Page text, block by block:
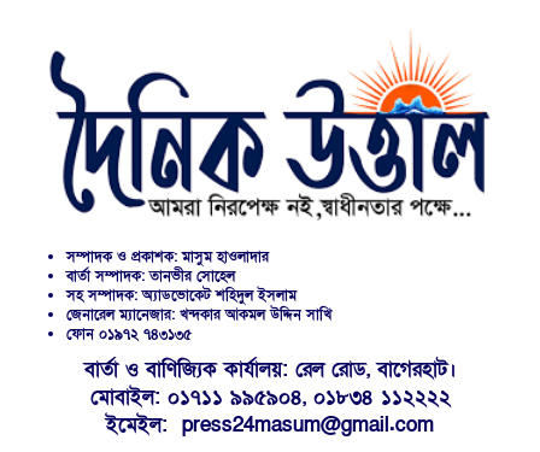
সম্পাদক ও প্রকাশক: মাসুম হাওলাদার
বার্তা সম্পাদক: তানভীর সোহেল
সহ সম্পাদক: অ্যাডভোকেট শহিদুল ইসলাম
জেনারেল ম্যানেজার: খন্দকার আকমল উদ্দিন সাখি
ফোন ০১৯৭২ ৭৪৩১৩৫
বার্তা ও বাণিজ্যিক কার্যালয়: রেল রোড, বাগেরহাট।
মোবাইল: ০১৭১১ ৯৯৫৯০৪, ০১৮৩৪ ১১২২২২
ইমেইল: press24masum@gmail.com